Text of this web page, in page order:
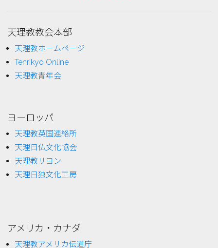
天理教教会本部
天理教ホームページ
Tenrikyo Online
天理教青年会
ヨーロッパ
天理教英国連絡所
天理日仏文化協会
天理教リヨン
天理日独文化工房
アメリカ・カナダ
天理教アメリカ伝道庁